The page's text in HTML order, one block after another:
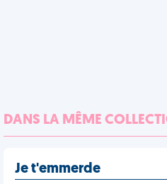
DANS LA MÊME
Je t'emmerde